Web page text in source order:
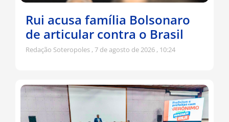
Rui acusa família Bolsonaro
de articular contra o Brasil
Redação Soteropoles 7 de agosto de 2026 10:24